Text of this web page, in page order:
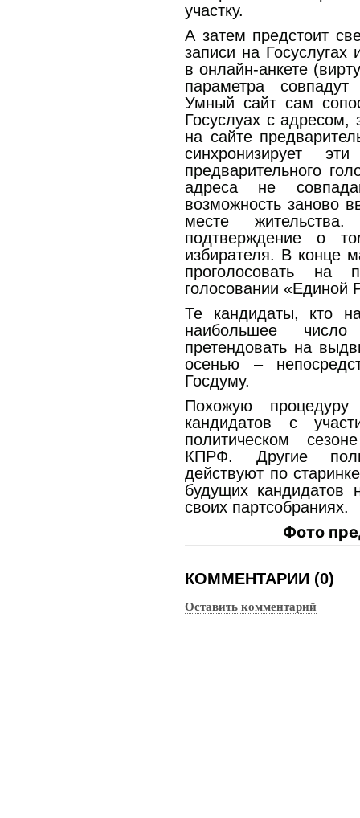
участку.
А затем предстоит
записи на
в онлайн-анкете
параметра
Умный сайт сам
Госуслуах с адресом,
на сайте
синхронизирует
предварительного
адреса не
возможность заново
месте
подтверждение о
избирателя. В конце
проголосовать на
голосовании «Единой
Те кандидаты, кто
наибольшее
претендовать на
осенью –
Госдуму.
Похожую
кандидатов с
политическом
КПРФ. Другие
действуют по
будущих
своих партсобраниях.
Фото
КОММЕНТАРИИ (0)
Оставить комментарий